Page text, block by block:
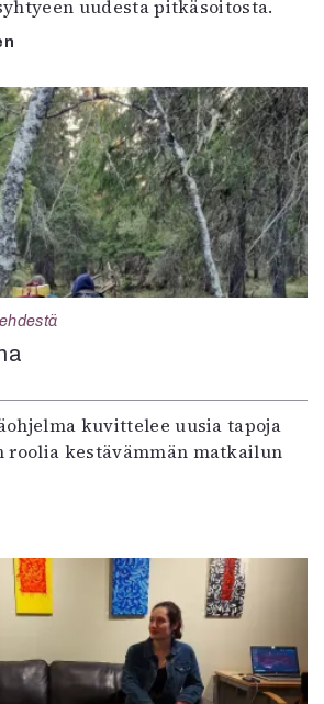
uudesta pitkäsoitosta.
kuvittelee uusia tapoja
roolia kestävämmän matkailun